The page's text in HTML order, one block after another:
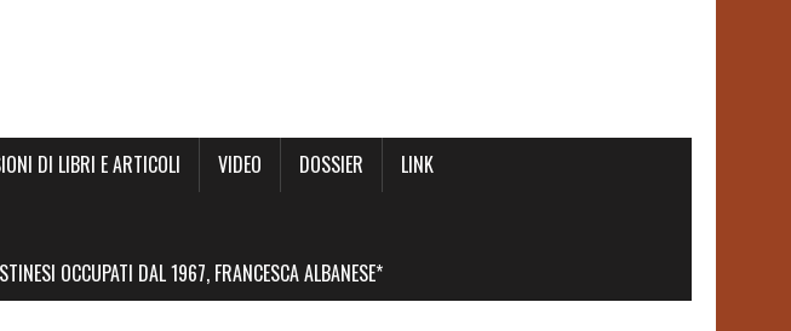
DI LIBRI E ARTICOLI VIDEO DOSSIER
LINK
OCCUPATI DAL 1967, FRANCESCA ALBANESE*